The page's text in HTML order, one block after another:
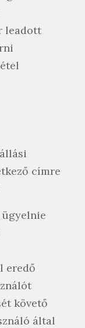
leadott
címre
ügyelnie
eredő
követő
által